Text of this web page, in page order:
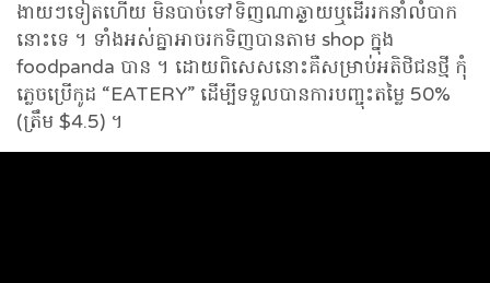
ងាយៗទៀតហើយ មិនបាច់ទៅទិញណាឆ្ងាយឬដើររកនាំលំបាក
នោះទេ ។ ទាំងអស់គ្នាអាចរកទិញបានតាម shop ក្នុង
foodpanda បាន ។ ដោយពិសេសនោះគឺសម្រាប់អតិថិជនថ្មី កុំ
ភ្លេចប្រើកូដ “EATERY” ដើម្បីទទួលបានការបញ្ចុះតម្លៃ 50%
(ត្រឹម $4.5) ។